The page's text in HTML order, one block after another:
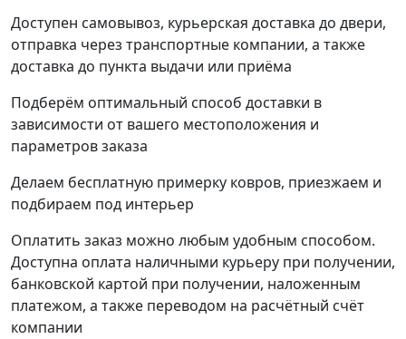
Доступен самовывоз, курьерская доставка до двери,
отправка через транспортные компании, а также
доставка до пункта выдачи или приёма
Подберём оптимальный способ доставки в
зависимости от вашего местоположения и
параметров заказа
Делаем бесплатную примерку ковров, приезжаем и
подбираем под интерьер
Оплатить заказ можно любым удобным способом.
Доступна оплата наличными курьеру при получении,
банковской картой при получении, наложенным
платежом, а также переводом на расчётный счёт
компании